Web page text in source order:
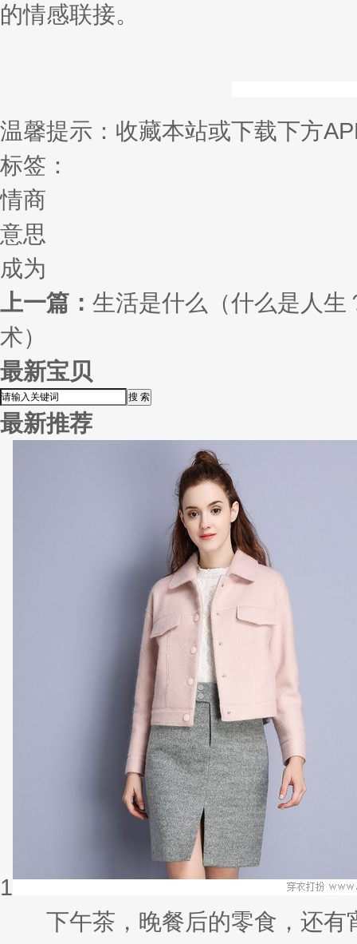
的情感联接。
温馨提示：收藏本站或下载下方
标签：
情商
意思
成为
上一篇： 生活是什么（什么是人生
术）
最新宝贝
最新推荐
1
下午茶，晚餐后的零食，还有